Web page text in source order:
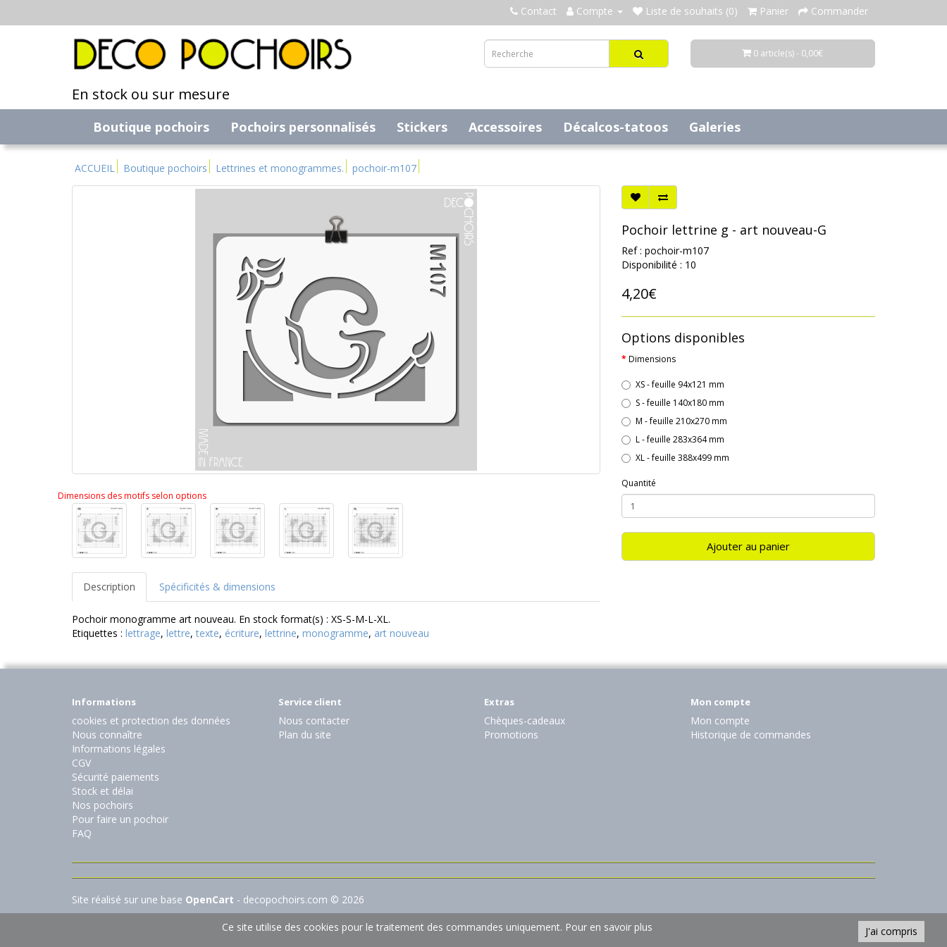
Contact Compte Liste de souhaits (0) Panier Commander
En stock ou sur mesure
0 article(s) - 0,00€
Boutique pochoirs Pochoirs personnalisés Stickers Accessoires Décalcos-tatoos Galeries
ACCUEIL Boutique pochoirs Lettrines et monogrammes. pochoir-m107
Dimensions des motifs selon options
Description Spécificités & dimensions
Pochoir monogramme art nouveau. En stock format(s) : XS-S-M-L-XL.
Pochoir lettrine g - art nouveau-G
Ref : pochoir-m107
Disponibilité : 10
4,20€
Options disponibles
Dimensions
XS - feuille 94x121 mm
S - feuille 140x180 mm
M - feuille 210x270 mm
L - feuille 283x364 mm
XL - feuille 388x499 mm
Quantité
Ajouter au panier
Etiquettes : lettrage, lettre,texte, écriture, lettrine, monogramme, art nouveau
Informations
cookies et protection des données
Nous connaître
Informations légales
CGV
Sécurité paiements
Stock et délai
Nos pochoirs
Pour faire un pochoir
FAQ
Service client
Nous contacter
Plan du site
Extras
Chèques-cadeaux
Promotions
Mon compte
Mon compte
Historique de commandes
Site réalisé sur une base OpenCart - decopochoirs.com © 2026
J'ai compris
Ce site utilise des cookies pour le traitement des commandes uniquement. Pour en savoir plus